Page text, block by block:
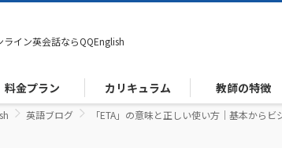
ライン英会話ならQQEnglish
料金プラン カリキュラム 教師の特徴
英語ブログ 「ETA」の意味と正しい使い方｜基本から